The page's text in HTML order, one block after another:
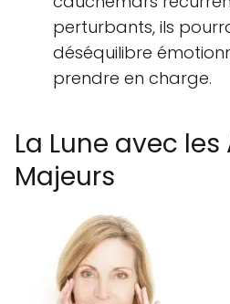
perturbants, ils
déséquilibre
prendre en charge.
La Lune avec
Majeurs